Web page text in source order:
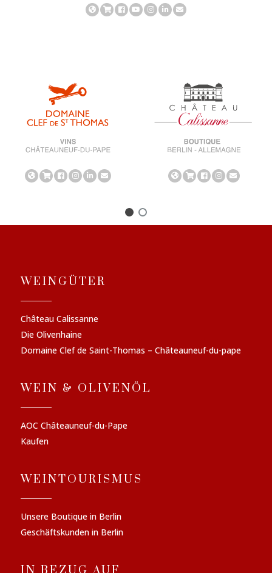
WEINGÜTER
Château Calissanne
Die Olivenhaine
Domaine Clef de Saint-Thomas – Châteauneuf-du-pape
WEIN & OLIVENÖL
AOC Châteauneuf-du-Pape
Kaufen
WEINTOURISMUS
Unsere Boutique in Berlin
Geschäftskunden in Berlin
IN BEZUG AUF